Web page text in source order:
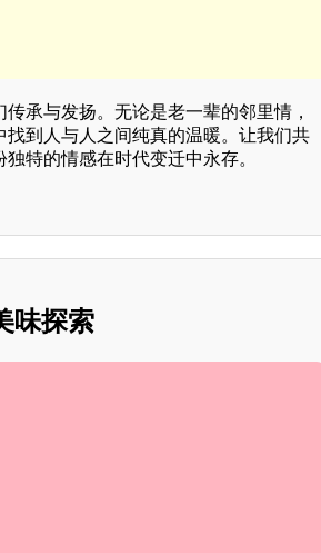
承与发扬。无论是老一辈的邻里情，
到人与人之间纯真的温暖。让我们共
特的情感在时代变迁中永存。
味探索